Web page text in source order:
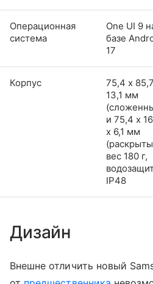
Операционная
система
One UI 9
базе
17
Корпус
75,4 х
13,1 мм
и 75,4 x
x 6,1 мм
вес 180 г,
IP48
Дизайн
Внешне отличить новый